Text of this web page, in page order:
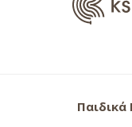
Παιδικά